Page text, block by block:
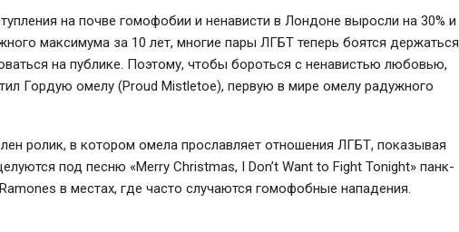
на почве гомофобии и ненависти в Лондоне выросли на 30% и
максимума за 10 лет, многие пары ЛГБТ теперь боятся держаться
на публике. Поэтому, чтобы бороться с ненавистью любовью,
Гордую омелу (Proud Mistletoe), первую в мире омелу радужного
ролик, в котором омела прославляет отношения ЛГБТ, показывая
под песню «Merry Christmas, I Don’t Want to Fight Tonight» панк-
в местах, где часто случаются гомофобные нападения.